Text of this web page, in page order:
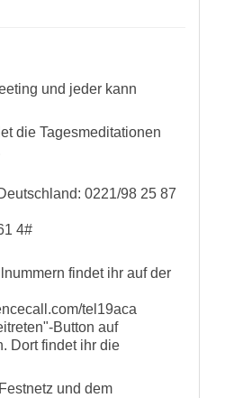
und jeder kann
die Tagesmeditationen
0221/98 25 87
4#
findet ihr auf der
tel19aca
Button auf
Dort findet ihr die
und dem